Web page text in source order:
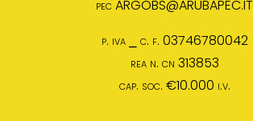
pecARGOBS@ARUBAPEC.IT
p. iva ⎯ c. f. 03746780042
rea n. cn 313853
cap. soc. €10.000 i.v.